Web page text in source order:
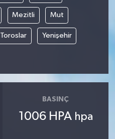
Mezitli Mut
Toroslar Yenişehir
BASINÇ
1006 HPA hpa